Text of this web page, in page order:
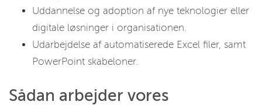
Uddannelse og adoption af nye teknologier eller
digitale løsninger i organisationen.
Udarbejdelse af automatiserede Excel filer, samt
PowerPoint skabeloner.
Sådan arbejder vores